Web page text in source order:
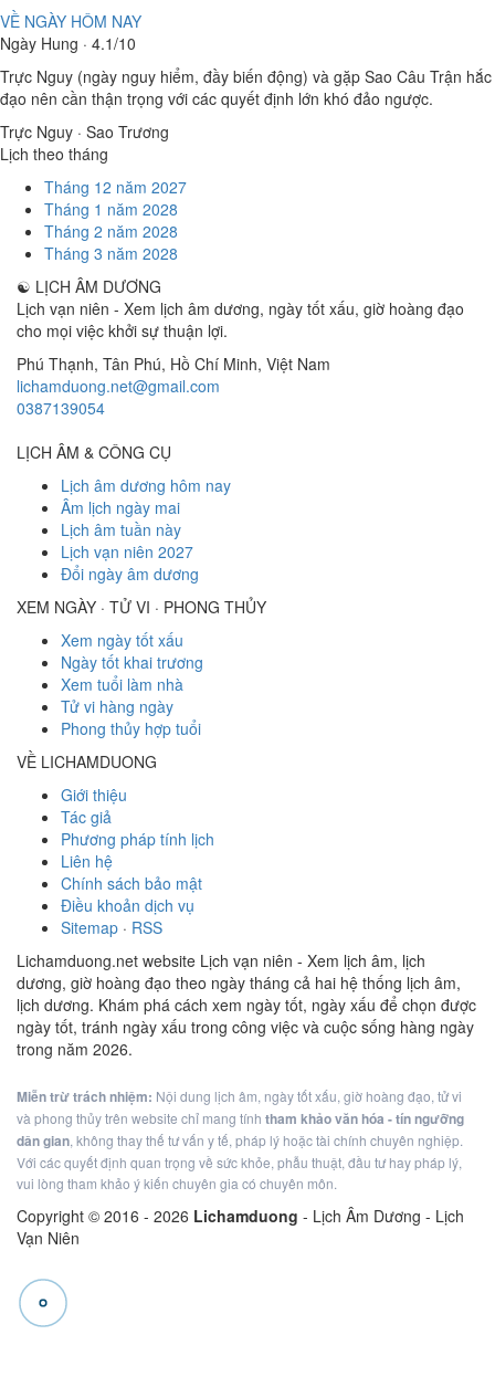
VỀ NGÀY HÔM NAY
Ngày Hung · 4.1/10
Trực Nguy (ngày nguy hiểm, đầy biến động) và gặp Sao Câu Trận hắc
đạo nên cần thận trọng với các quyết định lớn khó đảo ngược.
Trực Nguy · Sao Trương
Lịch theo tháng
Tháng 12 năm 2027
Tháng 1 năm 2028
Tháng 2 năm 2028
Tháng 3 năm 2028
☯ LỊCH ÂM DƯƠNG
Lịch vạn niên - Xem lịch âm dương, ngày tốt xấu, giờ hoàng đạo
cho mọi việc khởi sự thuận lợi.
Phú Thạnh, Tân Phú, Hồ Chí Minh, Việt Nam
lichamduong.net@gmail.com
0387139054
LỊCH ÂM & CÔNG CỤ
Lịch âm dương hôm nay
Âm lịch ngày mai
Lịch âm tuần này
Lịch vạn niên 2027
Đổi ngày âm dương
XEM NGÀY · TỬ VI · PHONG THỦY
Xem ngày tốt xấu
Ngày tốt khai trương
Xem tuổi làm nhà
Tử vi hàng ngày
Phong thủy hợp tuổi
VỀ LICHAMDUONG
Giới thiệu
Tác giả
Phương pháp tính lịch
Liên hệ
Chính sách bảo mật
Điều khoản dịch vụ
Sitemap · RSS
Lichamduong.net website Lịch vạn niên - Xem lịch âm, lịch
dương, giờ hoàng đạo theo ngày tháng cả hai hệ thống lịch âm,
lịch dương. Khám phá cách xem ngày tốt, ngày xấu để chọn được
ngày tốt, tránh ngày xấu trong công việc và cuộc sống hàng ngày
trong năm 2026.
Miễn trừ trách nhiệm: Nội dung lịch âm, ngày tốt xấu, giờ hoàng đạo, tử vi
và phong thủy trên website chỉ mang tính tham khảo văn hóa - tín ngưỡng
dân gian, không thay thế tư vấn y tế, pháp lý hoặc tài chính chuyên nghiệp.
Với các quyết định quan trọng về sức khỏe, phẫu thuật, đầu tư hay pháp lý,
vui lòng tham khảo ý kiến chuyên gia có chuyên môn.
Copyright © 2016 - 2026 Lichamduong - Lịch Âm Dương - Lịch
Vạn Niên